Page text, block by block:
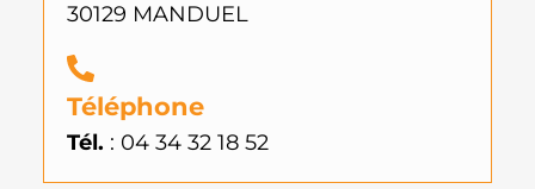
30129 MANDUEL
Téléphone
Tél. : 04 34 32 18 52